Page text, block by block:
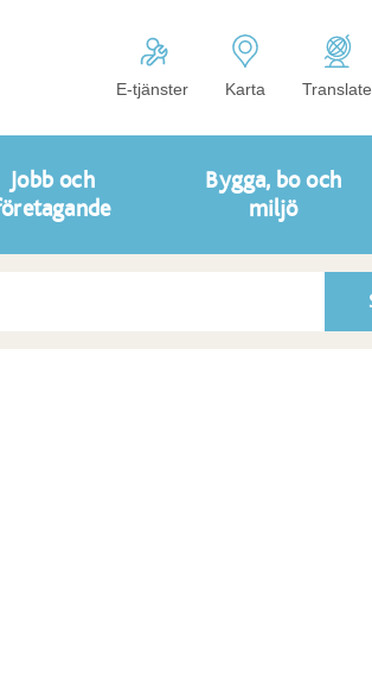
E-tjänster Karta Translate
Jobb och
Bygga, bo och
miljö